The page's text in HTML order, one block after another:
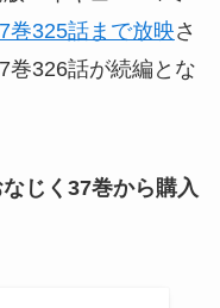
巻325話まで放映さ
巻326話が続編とな
なじく37巻から購入